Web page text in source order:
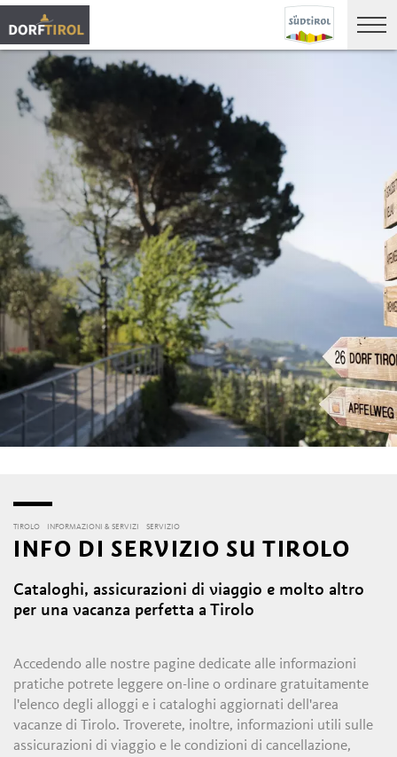
TIROLO INFORMAZIONI & SERVIZI SERVIZIO
INFO DI SERVIZIO SU TIROLO
Cataloghi, assicurazioni di viaggio e molto altro
per una vacanza perfetta a Tirolo
Accedendo alle nostre pagine dedicate alle informazioni
pratiche potrete leggere on-line o ordinare gratuitamente
l'elenco degli alloggi e i cataloghi aggiornati dell'area
vacanze di Tirolo. Troverete, inoltre, informazioni utili sulle
assicurazioni di viaggio e le condizioni di cancellazione,